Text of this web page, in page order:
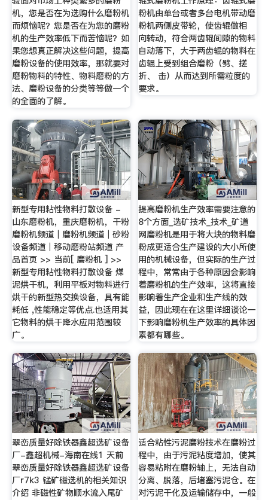
机，您是否在为选购什么磨粉机
而烦恼呢？您是否在为您的磨粉
机的生产效率低下而苦恼呢？如
果您想真正解决这些问题，提高
磨粉设备的使用效率，那就要对
磨粉物料的特性、物料磨粉的方
法、磨粉设备的分类等等做一个
的全面的了解。
粉机由单台或者多台电机带动磨
粉机两侧皮带轮，使齿辊做相
向转动，符合两齿辊间隙的物料
自动落下，大于两齿辊的物料在
齿辊上受到组合磨粉（劈、搓
折、 击）从而达到所需粒度的
要求。
新型专用粘性物料打散设备 -
山东磨粉机，重庆磨粉机，干粉
磨粉机频道｜磨粉机频道｜砂粉
设备频道｜移动磨粉站频道 产
品首页 >> 当前[ 磨粉机 ] >>
新型专用粘性物料打散设备 煤
泥烘干机，利用平板对物料进行
烘干的新型热交换设备，具有能
耗低 ,性能稳定等优点.也适用其
它物料的烘干降水应用范围较
广。
提高磨粉机生产效率需要注意的
8个方面_选矿技术_技术_矿道
网磨粉机是用于将大块的物料磨
粉成更适合生产建设的大小所使
用的机械设备，但实际的生产过
程中，常常由于各种原因会影响
着磨粉机的生产效率，这将直接
影响着生产企业和生产线的效
益，因此现在在这里详细谈论一
下影响磨粉机生产效率的具体因
素都有哪些。
翠峦质量好除铁器鑫超选矿设备
厂-鑫超机械-海南在线1 天前
翠峦质量好除铁器鑫超选矿设备
厂r7k3 锰矿磁选机的相关知识
介绍 非磁性矿物顺水流入尾矿
适合粘性污泥磨粉技术在磨粉过
程中，由于污泥粘度增加，使其
容易粘附在磨粉轴上，无法自动
分离、脱落，后堵塞污泥仓。在
对污泥干化及运输储存中，一般